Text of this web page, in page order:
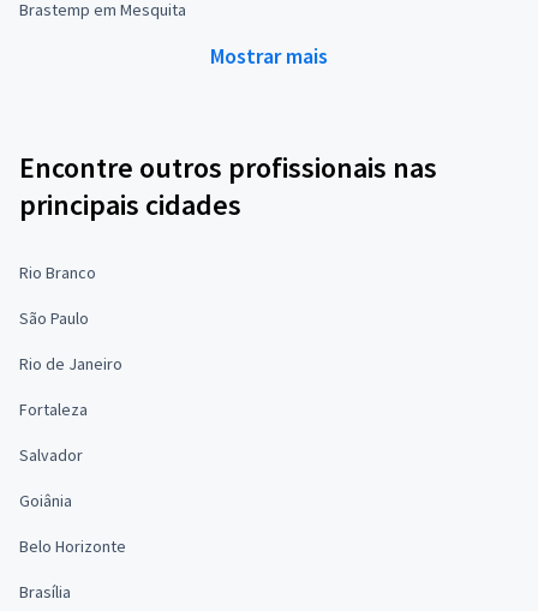
Brastemp em Mesquita
Mostrar mais
Encontre outros profissionais nas
principais cidades
Rio Branco
São Paulo
Rio de Janeiro
Fortaleza
Salvador
Goiânia
Belo Horizonte
Brasília